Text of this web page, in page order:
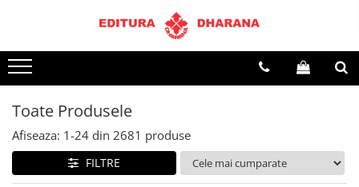
Terapii
Dietoterapie
Toate Produsele
Afiseaza: 1-24 din 2681 produse
FILTRE